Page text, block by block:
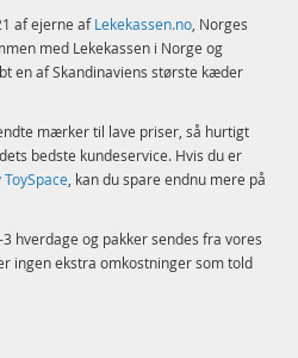
af ejerne afLekekassen.no, Norges
med Lekekassen i Norge og
en af Skandinaviens største kæder
mærker til lave priser, så hurtigt
bedste kundeservice. Hvis du er
ToySpace, kan du spare endnu mere på
hverdage og pakker sendes fra vores
ingen ekstra omkostninger som told